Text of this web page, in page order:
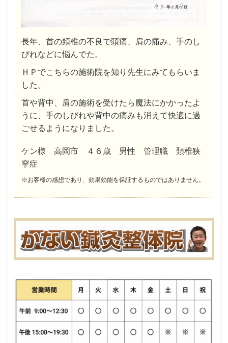
長年、首の頚椎の不良で頭痛、肩の痛み、手のし
びれなどに悩んでた。
ＨＰでこちらの施術院を知り先生にみてもらいま
した。
首や背中、肩の施術を受けたら魔法にかかったよ
うに、手のしびれや背中の痛みも消えて快適に過
ごせるようになりました。
ケン様 高岡市 ４６歳 男性 管理職 頚椎狭
窄症
※お客様の感想であり、効果効能を保証するものではありません。